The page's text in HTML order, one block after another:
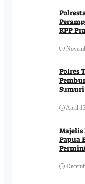
KPP
Polres
Sumuri
April
Majelis
Papua